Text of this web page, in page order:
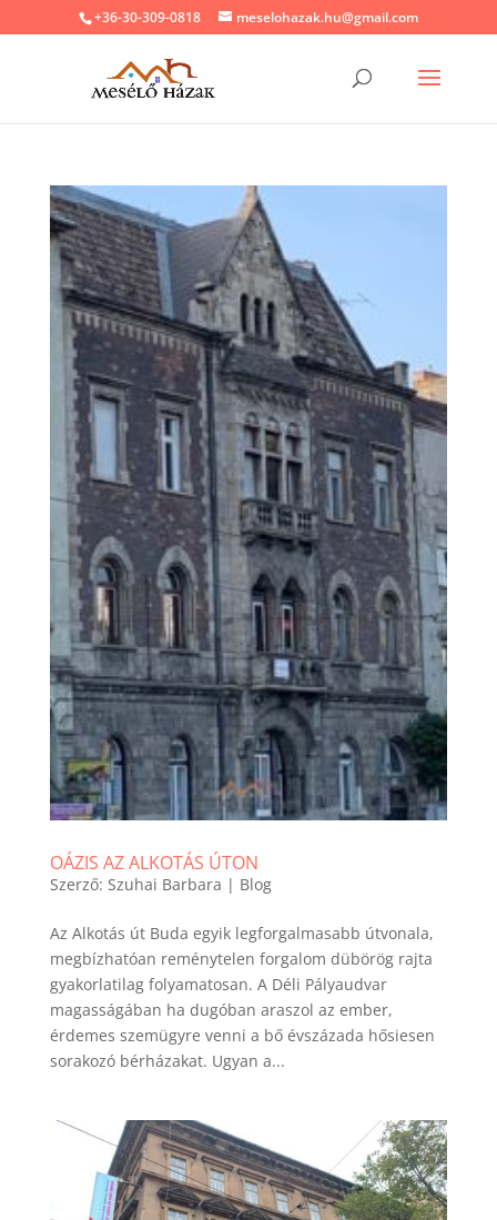
+36-30-309-0818 meselohazak.hu@gmail.com
OÁZIS AZ ALKOTÁS ÚTON
Szerző: Szuhai Barbara | Blog
Az Alkotás út Buda egyik legforgalmasabb útvonala,
megbízhatóan reménytelen forgalom dübörög rajta
gyakorlatilag folyamatosan. A Déli Pályaudvar
magasságában ha dugóban araszol az ember,
érdemes szemügyre venni a bő évszázada hősiesen
sorakozó bérházakat. Ugyan a...